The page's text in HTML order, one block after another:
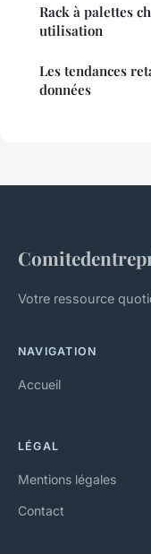
Rack à palettes
utilisation
Les tendances
données
Votre ressource
NAVIGATION
Accueil
LÉGAL
Mentions légales
Contact